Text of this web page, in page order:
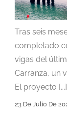
Tras seis
completado
vigas del
Carranza, un
El proyecto [...]
23 De Julio De